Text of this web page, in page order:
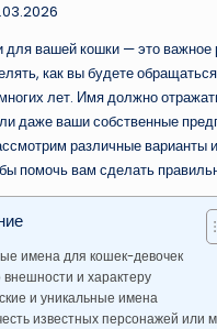
для вашей кошки — это важное
как вы будете
лет. Имя должно
даже ваши собственные
различные варианты
помочь вам сделать
имена для кошек-девочек
и характеру
и уникальные имена
известных персонажей или